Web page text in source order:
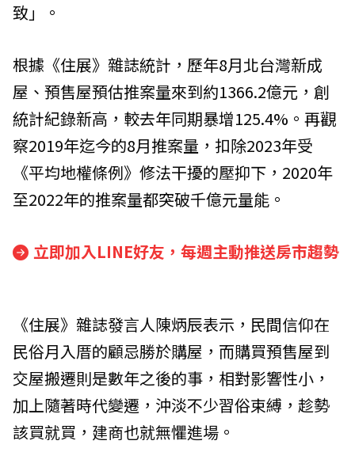
致」。
根據《住展》雜誌統計，歷年8月北台灣新成
屋、預售屋預估推案量來到約1366.2億元，創
統計紀錄新高，較去年同期暴增125.4%。再觀
察2019年迄今的8月推案量，扣除2023年受
《平均地權條例》修法干擾的壓抑下，2020年
至2022年的推案量都突破千億元量能。
立即加入LINE好友，每週主動推送房市趨勢
《住展》雜誌發言人陳炳辰表示，民間信仰在
民俗月入厝的顧忌勝於購屋，而購買預售屋到
交屋搬遷則是數年之後的事，相對影響性小，
加上隨著時代變遷，沖淡不少習俗束縛，趁勢
該買就買，建商也就無懼進場。